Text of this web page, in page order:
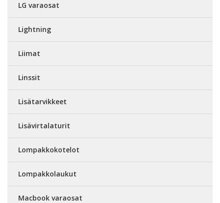
LG varaosat
Lightning
Liimat
Linssit
Lisätarvikkeet
Lisävirtalaturit
Lompakkokotelot
Lompakkolaukut
Macbook varaosat